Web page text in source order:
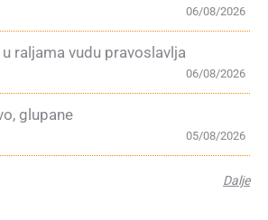
06/08/2026
raljama vudu pravoslavlja
06/08/2026
glupane
05/08/2026
Dalje